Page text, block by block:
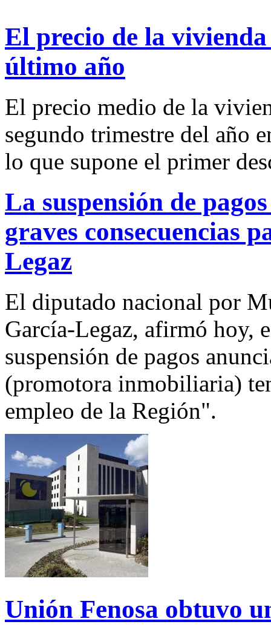
El precio de la
último año
El precio medio de la
segundo trimestre del año
lo que supone el primer
La suspensión de
graves consecuencias
Legaz
El diputado nacional por
García-Legaz, afirmó hoy,
suspensión de pagos
(promotora inmobiliaria)
empleo de la Región".
Unión Fenosa obtuvo